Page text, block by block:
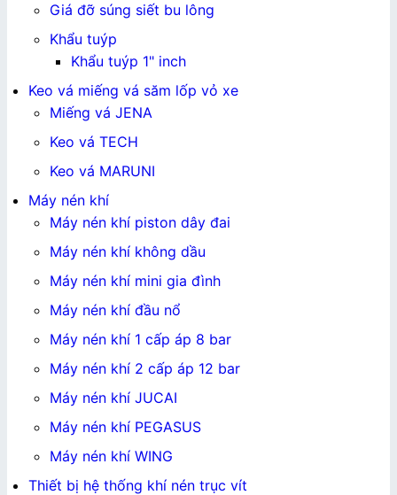
Giá đỡ súng siết bu lông
Khẩu tuýp
Khẩu tuýp 1" inch
Keo vá miếng vá săm lốp vỏ xe
Miếng vá JENA
Keo vá TECH
Keo vá MARUNI
Máy nén khí
Máy nén khí piston dây đai
Máy nén khí không dầu
Máy nén khí mini gia đình
Máy nén khí đầu nổ
Máy nén khí 1 cấp áp 8 bar
Máy nén khí 2 cấp áp 12 bar
Máy nén khí JUCAI
Máy nén khí PEGASUS
Máy nén khí WING
Thiết bị hệ thống khí nén trục vít